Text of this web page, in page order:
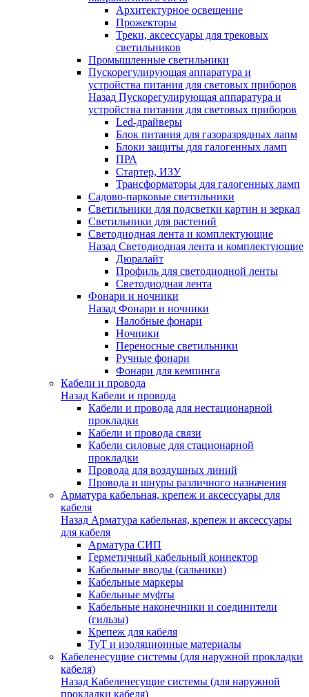
Архитектурное освещение
Прожекторы
Треки, аксессуары для трековых
светильников
Промышленные светильники
Пускорегулирующая аппаратура и
устройства питания для световых приборов
Назад Пускорегулирующая аппаратура и
устройства питания для световых приборов
Led-драйверы
Блок питания для газоразрядных лапм
Блоки защиты для галогенных ламп
ПРА
Стартер, ИЗУ
Трансформаторы для галогенных ламп
Садово-парковые светильники
Светильники для подсветки картин и зеркал
Светильники для растений
Светодиодная лента и комплектующие
Назад Светодиодная лента и комплектующие
Дюралайт
Профиль для светодиодной ленты
Светодиодная лента
Фонари и ночники
Назад Фонари и ночники
Налобные фонари
Ночники
Переносные светильники
Ручные фонари
Фонари для кемпинга
Кабели и провода
Назад Кабели и провода
Кабели и провода для нестационарной
прокладки
Кабели и провода связи
Кабели силовые для стационарной
прокладки
Провода для воздушных линий
Провода и шнуры различного назначения
Арматура кабельная, крепеж и аксессуары для
кабеля
Назад Арматура кабельная, крепеж и аксессуары
для кабеля
Арматура СИП
Герметичный кабельный коннектор
Кабельные вводы (сальники)
Кабельные маркеры
Кабельные муфты
Кабельные наконечники и соединители
(гильзы)
Крепеж для кабеля
ТуТ и изоляционные материалы
Кабеленесущие системы (для наружной прокладки
кабеля)
Назад Кабеленесущие системы (для наружной
прокладки кабеля)